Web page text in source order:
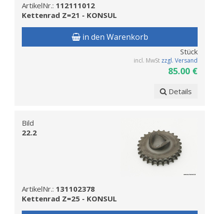
ArtikelNr.: 112111012
Kettenrad Z=21 - KONSUL
in den Warenkorb
Stück
incl. MwSt zzgl. Versand
85.00 €
Details
Bild
22.2
ArtikelNr.: 131102378
Kettenrad Z=25 - KONSUL